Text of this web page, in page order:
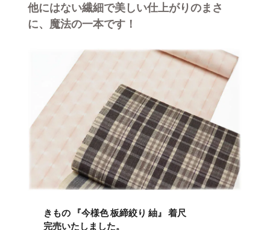
他にはない繊細で美しい仕上がりのまさ
に、魔法の一本です！
きもの 『今様色 板締絞り 紬』 着尺
完売いたしました。